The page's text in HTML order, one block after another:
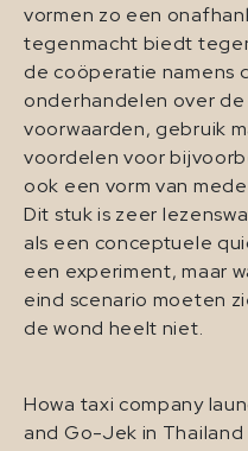
vormen zo een
tegenmacht biedt
de coöperatie namens
onderhandelen over de
voorwaarden, gebruik
voordelen voor
ook een vorm van
Dit stuk is zeer
als een conceptuele
een experiment, maar
eind scenario moeten
de wond heelt niet.
Howa taxi company
and Go-Jek in Thailand